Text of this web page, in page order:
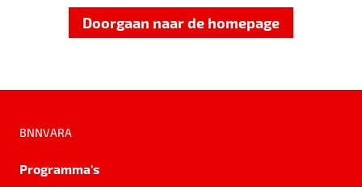
Doorgaan naar de homepage
BNNVARA
Programma's